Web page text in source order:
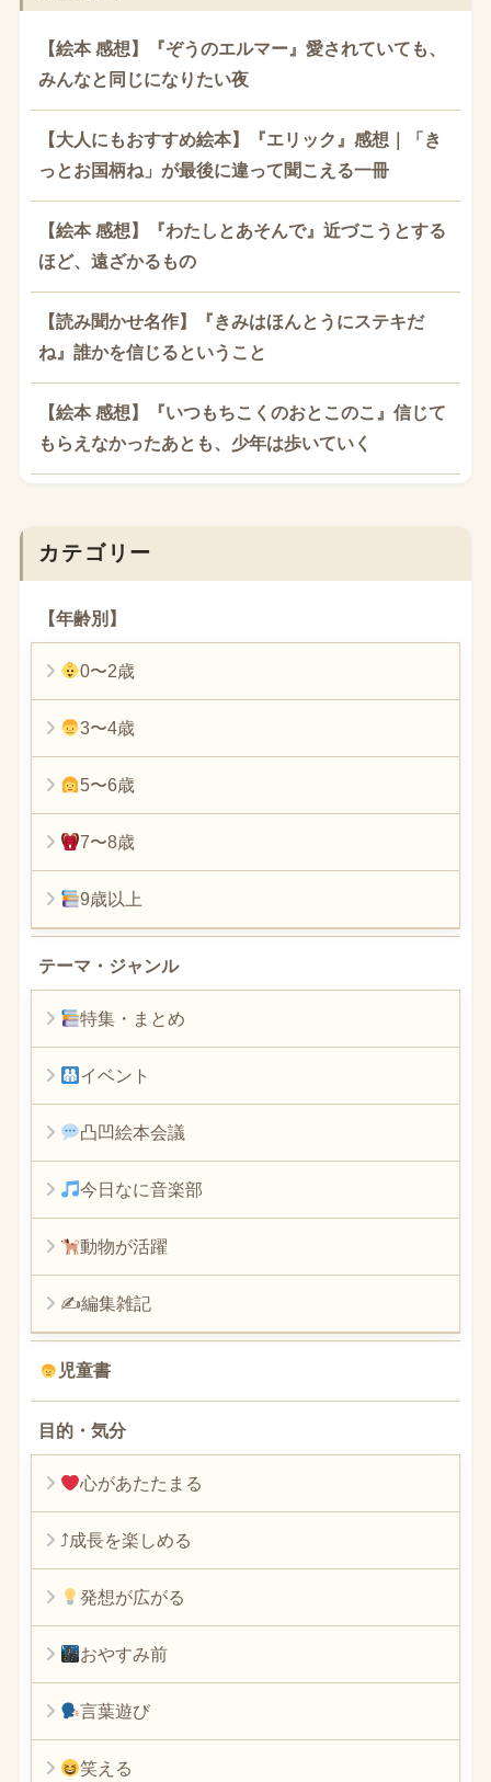
【絵本 感想】『ぞうのエルマー』愛されていても、
みんなと同じになりたい夜
【大人にもおすすめ絵本】『エリック』感想｜「き
っとお国柄ね」が最後に違って聞こえる一冊
【絵本 感想】『わたしとあそんで』近づこうとする
ほど、遠ざかるもの
【読み聞かせ名作】『きみはほんとうにステキだ
ね』誰かを信じるということ
【絵本 感想】『いつもちこくのおとこのこ』信じて
もらえなかったあとも、少年は歩いていく
カテゴリー
【年齢別】
0〜2歳
3〜4歳
5〜6歳
7〜8歳
9歳以上
テーマ・ジャンル
特集・まとめ
イベント
凸凹絵本会議
今日なに音楽部
動物が活躍
✍編集雑記
児童書
目的・気分
心があたたまる
⤴︎成長を楽しめる
発想が広がる
おやすみ前
言葉遊び
笑える